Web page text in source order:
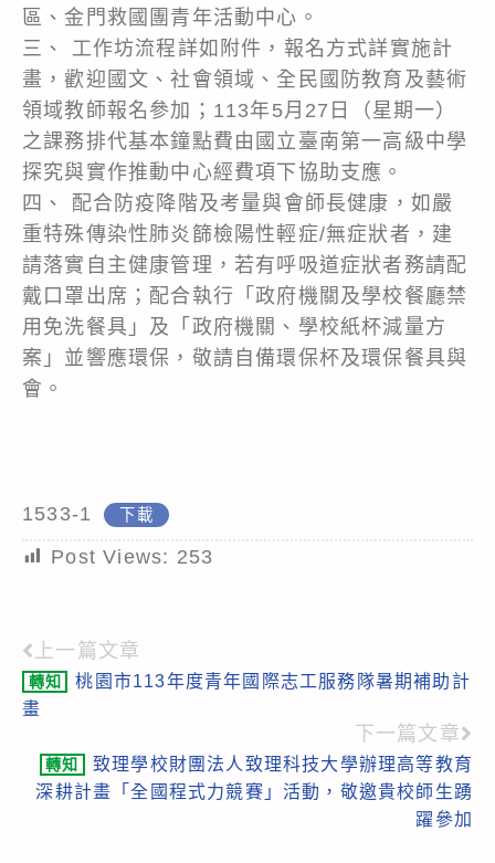
區、金門救國團青年活動中心。
三、 工作坊流程詳如附件，報名方式詳實施計
畫，歡迎國文、社會領域、全民國防教育及藝術
領域教師報名參加；113年5月27日（星期一）
之課務排代基本鐘點費由國立臺南第一高級中學
探究與實作推動中心經費項下協助支應。
四、 配合防疫降階及考量與會師長健康，如嚴
重特殊傳染性肺炎篩檢陽性輕症/無症狀者，建
請落實自主健康管理，若有呼吸道症狀者務請配
戴口罩出席；配合執行「政府機關及學校餐廳禁
用免洗餐具」及「政府機關、學校紙杯減量方
案」並響應環保，敬請自備環保杯及環保餐具與
會。
1533-1 下載
Post Views: 253
Read
more
上一篇文章
轉知
桃園市113年度青年國際志工服務隊暑期補助計
畫
下一篇文章
轉知
致理學校財團法人致理科技大學辦理高等教育
深耕計畫「全國程式力競賽」活動，敬邀貴校師生踴
躍參加